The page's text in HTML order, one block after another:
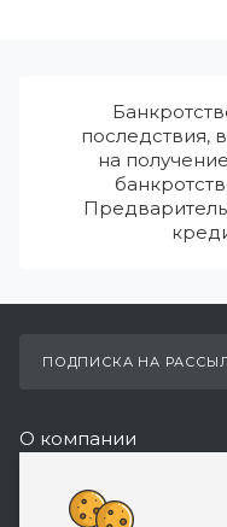
последствия,
на
ПОДПИСКА НА
О компании
Реквизиты